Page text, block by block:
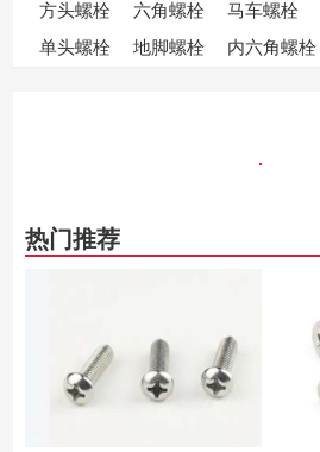
方头螺栓 六角螺栓 马车螺栓
单头螺栓
地脚螺栓 内六角螺栓
热门推荐